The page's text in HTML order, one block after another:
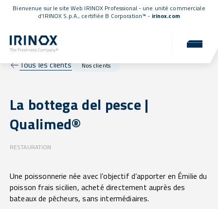
Bienvenue sur le site Web IRINOX Professional - une unité commerciale
d'IRINOX S.p.A., certifiée B Corporation™ - irinox.com
Tous les clients Nos clients
La bottega del pesce |
Qualimed®
RESTAURATION
Une poissonnerie née avec l’objectif d’apporter en Émilie du
poisson frais sicilien, acheté directement auprès des
bateaux de pêcheurs, sans intermédiaires.